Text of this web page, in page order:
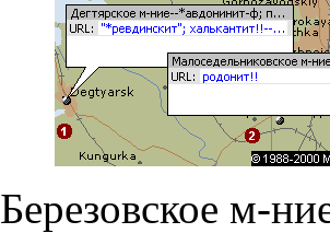
Березовское м-